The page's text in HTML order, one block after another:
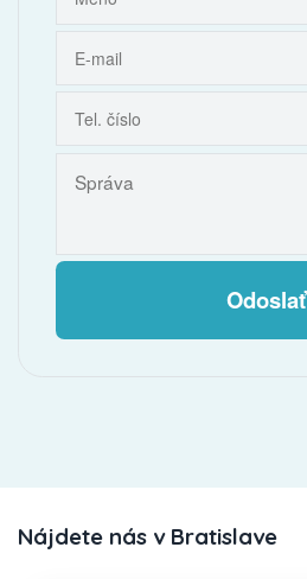
Odoslať
Nájdete nás v Bratislave